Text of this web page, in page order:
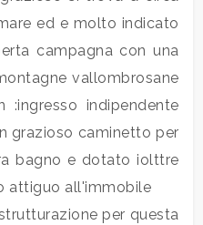
ed e molto indicato
campagna con una
vallombrosane
:ingresso indipendente
grazioso caminetto per
bagno e dotato iolttre
attiguo all'immobile
per questa